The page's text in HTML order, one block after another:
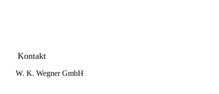
Kontakt
W. K. Wegner GmbH